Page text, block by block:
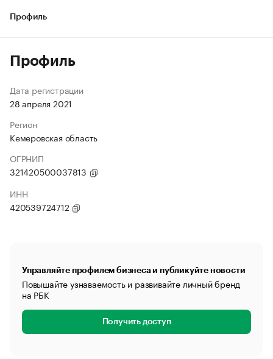
Профиль
Профиль
Дата регистрации
28 апреля 2021
Регион
Кемеровская область
ОГРНИП
321420500037813
ИНН
420539724712
Управляйте профилем бизнеса и публикуйте новости
Повышайте узнаваемость и развивайте личный бренд
на РБК
Получить доступ